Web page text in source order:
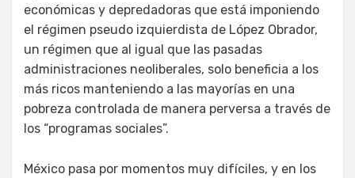
económicas y depredadoras que está imponiendo
el régimen pseudo izquierdista de López Obrador,
un régimen que al igual que las pasadas
administraciones neoliberales, solo beneficia a los
más ricos manteniendo a las mayorías en una
pobreza controlada de manera perversa a través de
los “programas sociales”.
México pasa por momentos muy difíciles, y en los